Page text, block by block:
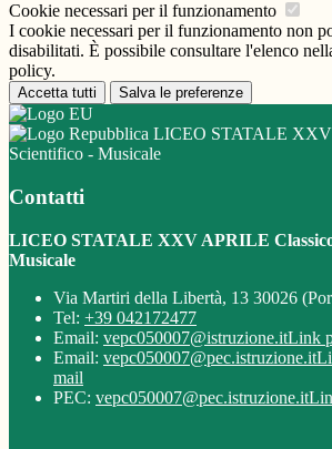
Cookie necessari per il funzionamento
I cookie necessari per il funzionamento non
disabilitati. È possibile consultare l'elenco
policy.
Accetta tutti Salva le preferenze
LICEO STATALE XXV
Scientifico - Musicale
Contatti
LICEO STATALE XXV APRILE
Musicale
Via Martiri della Libertà, 13 30026
Tel: +39 042172477
Email: vepc050007@istruzione.itLink
Email: vepc050007@pec.istruzione.it
mail
PEC: vepc050007@pec.istruzione.it